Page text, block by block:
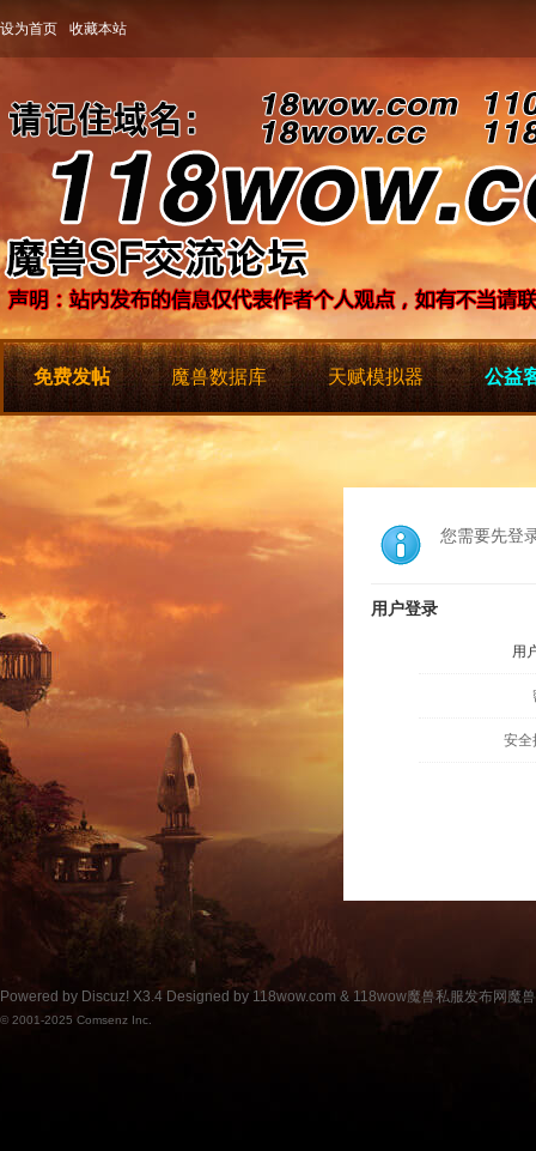
设为首页 收藏本站
免费发帖 魔兽数据库 天赋模拟器 公益
您需要先登
用户登录
用
安全
Powered by Discuz! X3.4 Designed by 118wow.com & 118wow魔兽私服发布网魔
© 2001-2025 Comsenz Inc.